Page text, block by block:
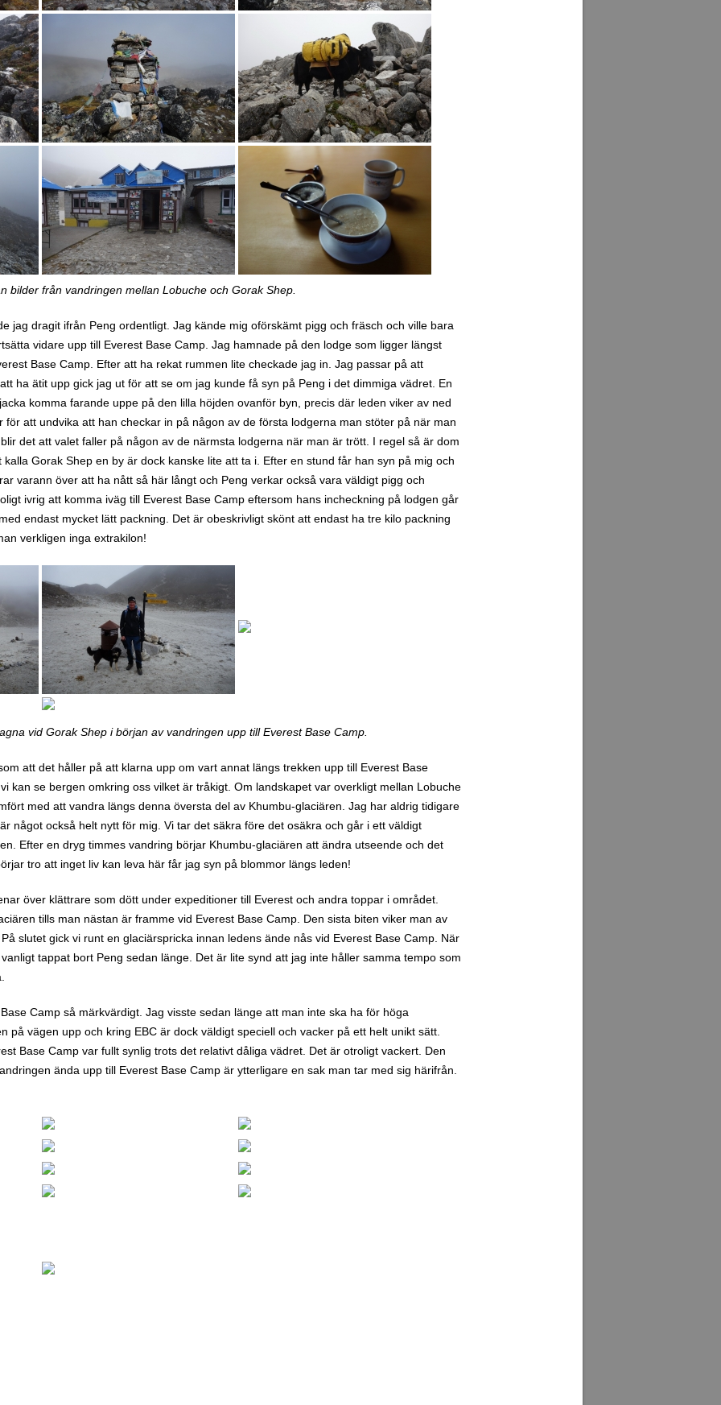
bilder från vandringen mellan Lobuche och Gorak Shep.
jag dragit ifrån Peng ordentligt. Jag kände mig oförskämt pigg och fräsch och ville bara
vidare upp till Everest Base Camp. Jag hamnade på den lodge som ligger längst
Base Camp. Efter att ha rekat rummen lite checkade jag in. Jag passar på att
ha ätit upp gick jag ut för att se om jag kunde få syn på Peng i det dimmiga vädret. En
komma farande uppe på den lilla höjden ovanför byn, precis där leden viker av ned
att undvika att han checkar in på någon av de första lodgerna man stöter på när man
det att valet faller på någon av de närmsta lodgerna när man är trött. I regel så är dom
Gorak Shep en by är dock kanske lite att ta i. Efter en stund får han syn på mig och
varann över att ha nått så här långt och Peng verkar också vara väldigt pigg och
ivrig att komma iväg till Everest Base Camp eftersom hans incheckning på lodgen går
endast mycket lätt packning. Det är obeskrivligt skönt att endast ha tre kilo packning
verkligen inga extrakilon!
vid Gorak Shep i början av vandringen upp till Everest Base Camp.
att det håller på att klarna upp om vart annat längs trekken upp till Everest Base
kan se bergen omkring oss vilket är tråkigt. Om landskapet var overkligt mellan Lobuche
med att vandra längs denna översta del av Khumbu-glaciären. Jag har aldrig tidigare
något också helt nytt för mig. Vi tar det säkra före det osäkra och går i ett väldigt
Efter en dryg timmes vandring börjar Khumbu-glaciären att ändra utseende och det
tro att inget liv kan leva här får jag syn på blommor längs leden!
över klättrare som dött under expeditioner till Everest och andra toppar i området.
tills man nästan är framme vid Everest Base Camp. Den sista biten viker man av
slutet gick vi runt en glaciärspricka innan ledens ände nås vid Everest Base Camp. När
tappat bort Peng sedan länge. Det är lite synd att jag inte håller samma tempo som
Camp så märkvärdigt. Jag visste sedan länge att man inte ska ha för höga
på vägen upp och kring EBC är dock väldigt speciell och vacker på ett helt unikt sätt.
Base Camp var fullt synlig trots det relativt dåliga vädret. Det är otroligt vackert. Den
ända upp till Everest Base Camp är ytterligare en sak man tar med sig härifrån.